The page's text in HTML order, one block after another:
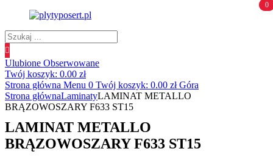
Wyszukiwanie
produktów
0
Ulubione Obserwowane
0
Twój koszyk: 0.00 zł
Strona główna Menu 0 Twój koszyk: 0.00 zł Góra
Strona głównaLaminatyLAMINAT METALLO
BRĄZOWOSZARY F633 ST15
LAMINAT METALLO
BRĄZOWOSZARY F633 ST15